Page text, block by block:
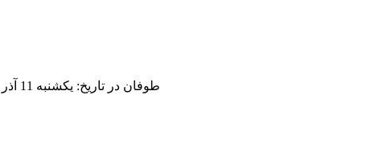
طوفان در تاریخ: یکشنبه 11 آذر 1403 ، ساعت 11:09 ب ظ